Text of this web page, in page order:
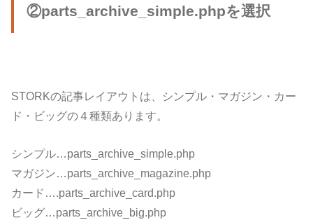
②parts_archive_simple.phpを選択
STORKの記事レイアウトは、シンプル・マガジン・カー
ド・ビッグの４種類あります。
シンプル…parts_archive_simple.php
マガジン…parts_archive_magazine.php
カード….parts_archive_card.php
ビッグ…parts_archive_big.php